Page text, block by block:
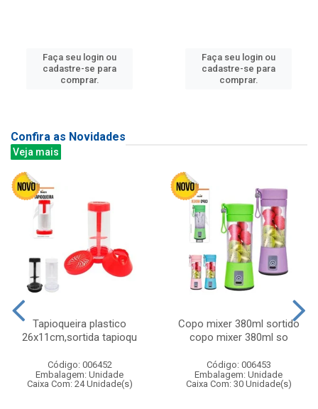
Faça seu login ou
cadastre-se para
comprar.
Faça seu login ou
cadastre-se para
comprar.
Confira as Novidades
Veja mais
Tapioqueira plastico
26x11cm,sortida tapioqu
Código: 006452
Embalagem: Unidade
Caixa Com: 24 Unidade(s)
Copo mixer 380ml sortido
copo mixer 380ml so
Código: 006453
Embalagem: Unidade
Caixa Com: 30 Unidade(s)